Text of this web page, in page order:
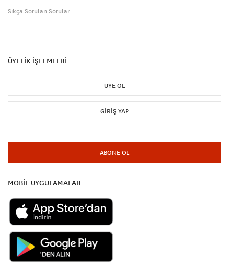
Sıkça Sorulan Sorular
ÜYELİK İŞLEMLERİ
ÜYE OL
GIRIŞ YAP
ABONE OL
MOBİL UYGULAMALAR